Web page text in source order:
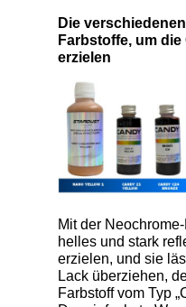
Die
Farbstoffe, um
erzielen
Mit der
helles und stark
erzielen, und sie
Lack überziehen,
Farbstoff vom Typ